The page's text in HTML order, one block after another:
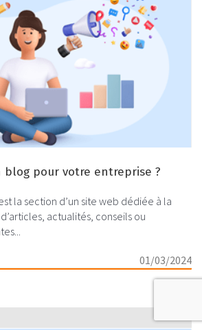
blog pour votre entreprise ?
la section d’un site web dédiée à la
actualités, conseils ou
01/03/2024